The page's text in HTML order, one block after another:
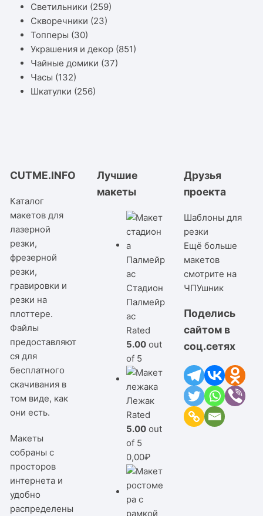
Светильники (259)
Скворечники (23)
Топперы (30)
Украшения и декор (851)
Чайные домики (37)
Часы (132)
Шкатулки (256)
CUTME.INFO
Каталог
макетов для
лазерной
резки,
фрезерной
резки,
гравировки и
резки на
плоттере.
Файлы
предоставляют
ся для
бесплатного
скачивания в
том виде, как
они есть.
Макеты
собраны с
просторов
интернета и
удобно
распределены
Лучшие
макеты
Стадион
Палмейр
ас
Rated
5.00 out
of 5
Лежак
Rated
5.00 out
of 5
0,00₽
Друзья
проекта
Шаблоны для
резки
Ещё больше
макетов
смотрите на
ЧПУшник
Поделись
сайтом в
соц.сетях